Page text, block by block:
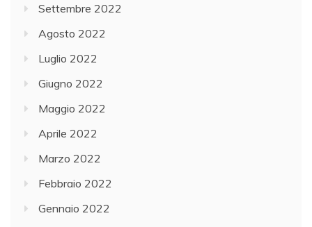
Settembre 2022
Agosto 2022
Luglio 2022
Giugno 2022
Maggio 2022
Aprile 2022
Marzo 2022
Febbraio 2022
Gennaio 2022